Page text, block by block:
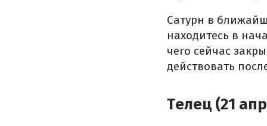
Сатурн в
находитесь в
чего сейчас
действовать
Телец (21